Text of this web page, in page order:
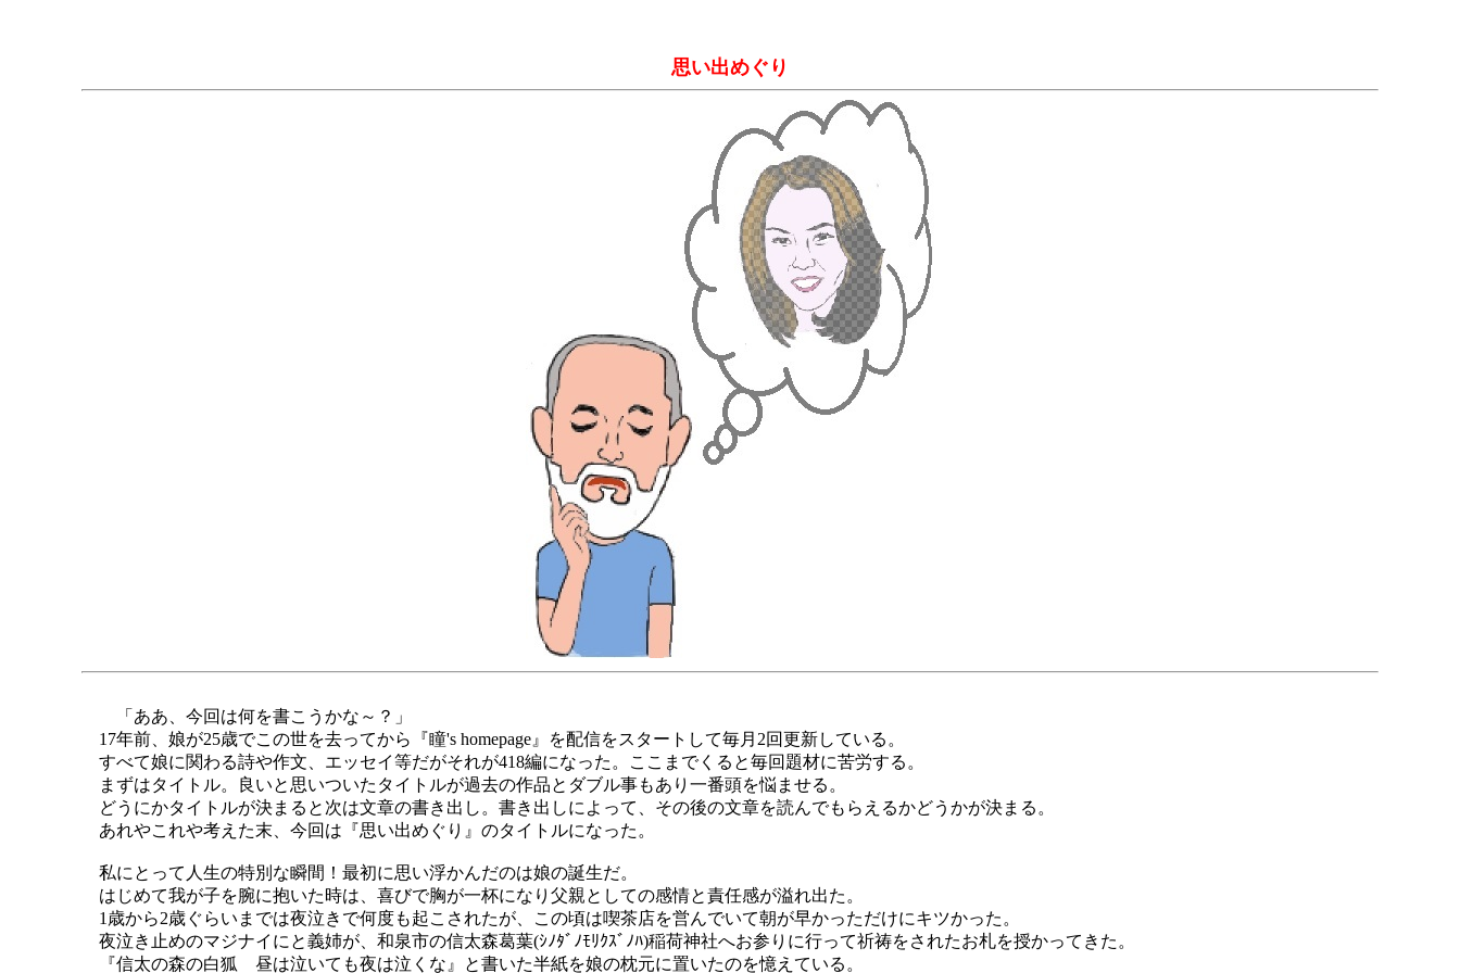
思い出めぐり
「ああ、今回は何を書こうかな～？」
17年前、娘が25歳でこの世を去ってから『瞳's homepage』を配信をスタートして毎月2回更新している。
すべて娘に関わる詩や作文、エッセイ等だがそれが418編になった。ここまでくると毎回題材に苦労する。
まずはタイトル。良いと思いついたタイトルが過去の作品とダブル事もあり一番頭を悩ませる。
どうにかタイトルが決まると次は文章の書き出し。書き出しによって、その後の文章を読んでもらえるかどうかが決まる。
あれやこれや考えた末、今回は『思い出めぐり』のタイトルになった。
私にとって人生の特別な瞬間！最初に思い浮かんだのは娘の誕生だ。
はじめて我が子を腕に抱いた時は、喜びで胸が一杯になり父親としての感情と責任感が溢れ出た。
1歳から2歳ぐらいまでは夜泣きで何度も起こされたが、この頃は喫茶店を営んでいて朝が早かっただけにキツかった。
夜泣き止めのマジナイにと義姉が、和泉市の信太森葛葉(ｼﾉﾀﾞﾉﾓﾘｸｽﾞﾉﾊ)稲荷神社へお参りに行って祈祷をされたお札を授かってきた。
『信太の森の白狐 昼は泣いても夜は泣くな』と書いた半紙を娘の枕元に置いたのを憶えている。